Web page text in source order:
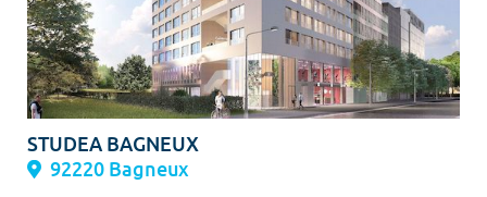
STUDEA BAGNEUX
92220 Bagneux